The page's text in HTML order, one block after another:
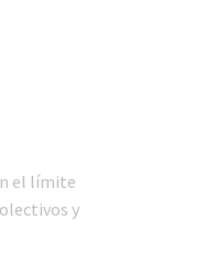
el límite
y